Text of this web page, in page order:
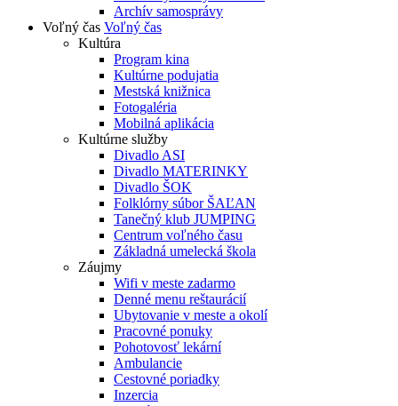
Archív samosprávy
Voľný čas Voľný čas
Kultúra
Program kina
Kultúrne podujatia
Mestská knižnica
Fotogaléria
Mobilná aplikácia
Kultúrne služby
Divadlo ASI
Divadlo MATERINKY
Divadlo ŠOK
Folklórny súbor ŠAĽAN
Tanečný klub JUMPING
Centrum voľného času
Základná umelecká škola
Záujmy
Wifi v meste zadarmo
Denné menu reštaurácií
Ubytovanie v meste a okolí
Pracovné ponuky
Pohotovosť lekární
Ambulancie
Cestovné poriadky
Inzercia